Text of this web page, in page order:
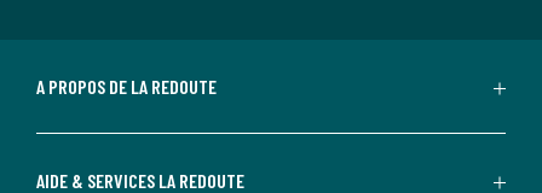
A PROPOS DE LA REDOUTE
AIDE & SERVICES LA REDOUTE